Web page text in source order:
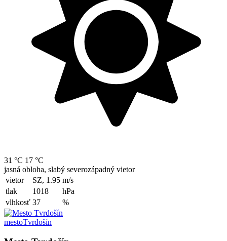
31 °C 17 °C
jasná obloha, slabý severozápadný vietor
vietor
SZ, 1.95 m/s
tlak
1018
hPa
vlhkosť 37 %
mestoTvrdošín